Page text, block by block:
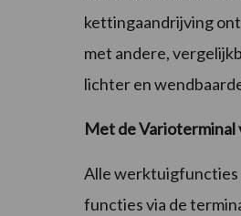
kettingaandrijving
met andere,
lichter en
Met de
Alle werktuigfuncties
functies via de